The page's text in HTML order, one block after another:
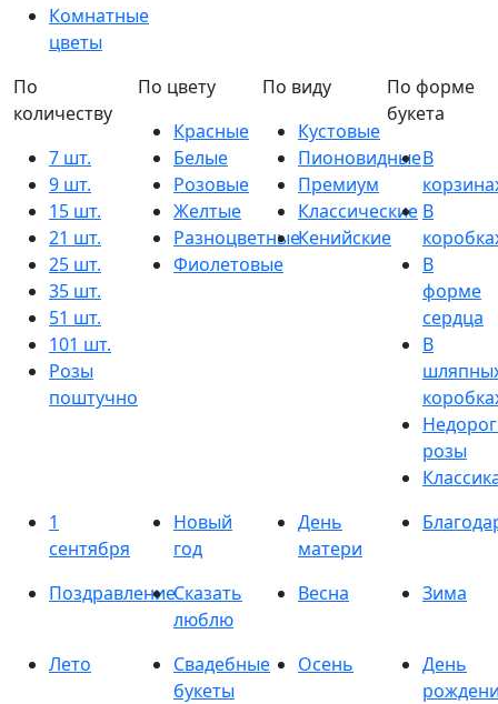
Комнатные
цветы
По
количеству
7 шт.
9 шт.
15 шт.
21 шт.
25 шт.
35 шт.
51 шт.
101 шт.
Розы
поштучно
По цвету
Красные
Белые
Розовые
Желтые
Разноцветные
Фиолетовые
По виду
Кустовые
Пионовидные
Премиум
Классические
Кенийские
По форме
букета
В
В
В
форме
сердца
В
розы
1
сентября
Новый
год
День
матери
ПоздравлениеСказать
люблю
Весна Зима
Лето
Свадебные
букеты
Осень
День